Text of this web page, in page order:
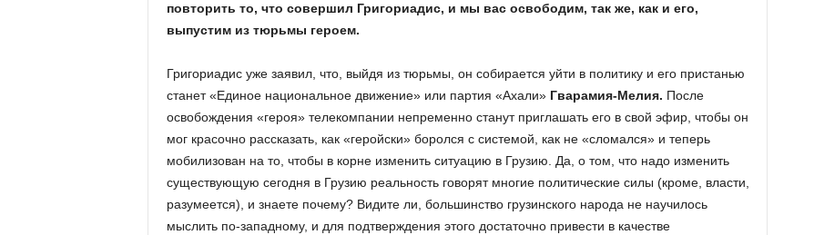
повторить то, что совершил Григориадис, и мы вас освободим, так же, как и его,
выпустим из тюрьмы героем.
Григориадис уже заявил, что, выйдя из тюрьмы, он собирается уйти в политику и его пристанью
станет «Единое национальное движение» или партия «Ахали» Гварамия-Мелия. После
освобождения «героя» телекомпании непременно станут приглашать его в свой эфир, чтобы он
мог красочно рассказать, как «геройски» боролся с системой, как не «сломался» и теперь
мобилизован на то, чтобы в корне изменить ситуацию в Грузию. Да, о том, что надо изменить
существующую сегодня в Грузию реальность говорят многие политические силы (кроме, власти,
разумеется), и знаете почему? Видите ли, большинство грузинского народа не научилось
мыслить по-западному, и для подтверждения этого достаточно привести в качестве